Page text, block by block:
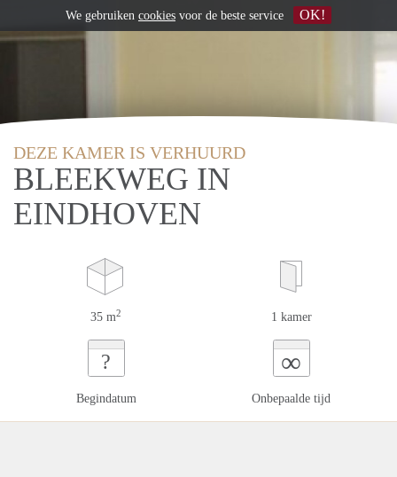
DEZE KAMER IS VERHUURD
BLEEKWEG IN
EINDHOVEN
35 m2 1 kamer
?
Begindatum
∞
Onbepaalde tijd
We gebruiken cookies voor de beste service OK!